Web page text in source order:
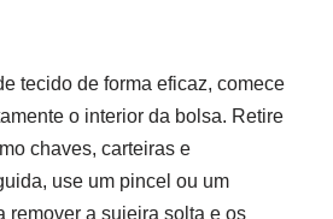
tecido de forma eficaz, comece
o interior da bolsa. Retire
chaves, carteiras e
use um pincel ou um
remover a sujeira solta e os